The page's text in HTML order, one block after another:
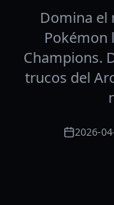
Domina el
Pokémon
Champions.
trucos del
2026-